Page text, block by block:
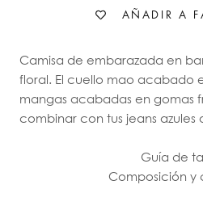
AÑADIR A
Camisa de embarazada en
floral. El cuello mao acabado
mangas acabadas en gomas
combinar con tus jeans
Guía de
Composición y